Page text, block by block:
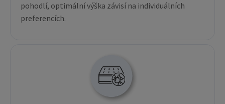
pohodlí, optimální výška závisí na individuálních
preferencích.